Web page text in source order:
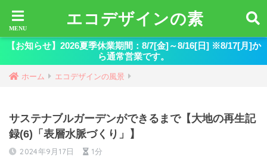
エコデザインの素
【お知らせ】2026夏季休業期間：8/7[金]～8/16[日] ※8/17[月]か
ら通常営業です。
ホーム エコデザインの風景
サステナブルガーデンができるまで【大地の再生記
録(6)「表層水脈づくり」】
2024年9月17日 1分